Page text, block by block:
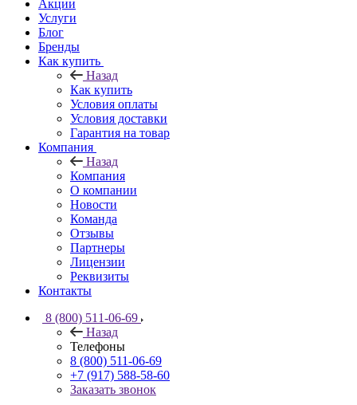
Акции
Услуги
Блог
Бренды
Как купить
Назад
Как купить
Условия оплаты
Условия доставки
Гарантия на товар
Компания
Назад
Компания
О компании
Новости
Команда
Отзывы
Партнеры
Лицензии
Реквизиты
Контакты
8 (800) 511-06-69
Назад
Телефоны
8 (800) 511-06-69
+7 (917) 588-58-60
Заказать звонок